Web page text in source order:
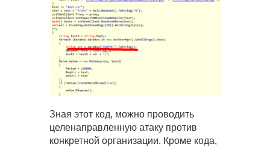
Зная этот код, можно проводить
целенаправленную атаку против
конкретной организации. Кроме кода,